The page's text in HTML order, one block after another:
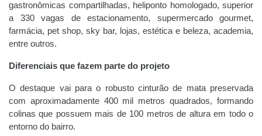
gastronômicas compartilhadas, heliponto homologado, superior
a 330 vagas de estacionamento, supermercado gourmet,
farmácia, pet shop, sky bar, lojas, estética e beleza, academia,
entre outros.
Diferenciais que fazem parte do projeto
O destaque vai para o robusto cinturão de mata preservada
com aproximadamente 400 mil metros quadrados, formando
colinas que possuem mais de 100 metros de altura em todo o
entorno do bairro.